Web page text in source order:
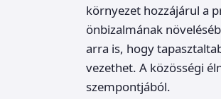
környezet hozzájárul a
önbizalmának
arra is, hogy
vezethet. A közösségi
szempontjából.